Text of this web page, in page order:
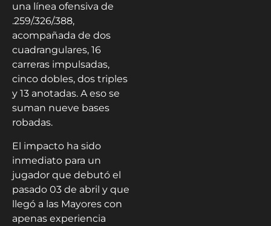
una línea ofensiva de
.259/.326/.388,
acompañada de dos
cuadrangulares, 16
carreras impulsadas,
cinco dobles, dos triples
y 13 anotadas. A eso se
suman nueve bases
robadas.
El impacto ha sido
inmediato para un
jugador que debutó el
pasado 03 de abril y que
llegó a las Mayores con
apenas experiencia